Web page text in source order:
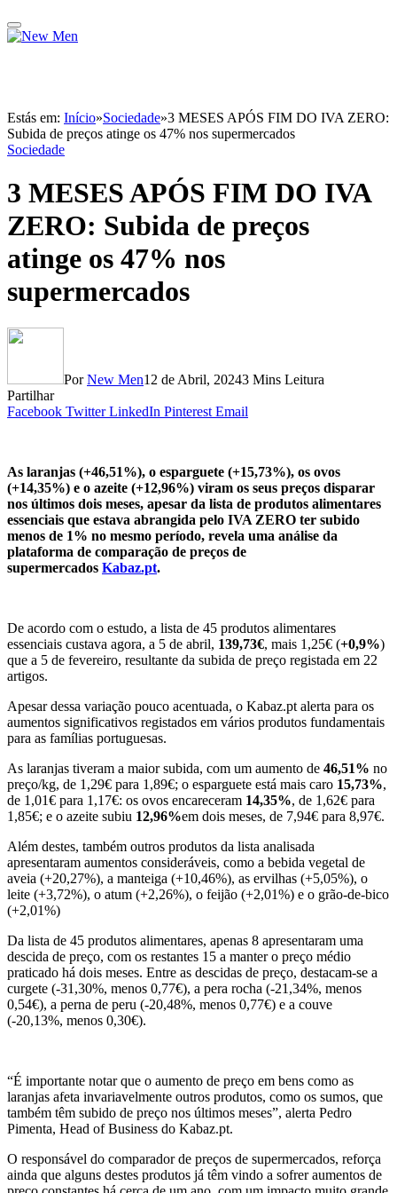
Estás em: Início»Sociedade»3 MESES APÓS FIM DO IVA ZERO:
Subida de preços atinge os 47% nos supermercados
Sociedade
3 MESES APÓS FIM DO IVA
ZERO: Subida de preços
atinge os 47% nos
supermercados
Por New Men12 de Abril, 20243 Mins Leitura
Partilhar
Facebook Twitter LinkedIn Pinterest Email
As laranjas (+46,51%), o esparguete (+15,73%), os ovos
(+14,35%) e o azeite (+12,96%) viram os seus preços disparar
nos últimos dois meses, apesar da lista de produtos alimentares
essenciais que estava abrangida pelo IVA ZERO ter subido
menos de 1% no mesmo período, revela uma análise da
plataforma de comparação de preços de
supermercados Kabaz.pt.
De acordo com o estudo, a lista de 45 produtos alimentares
essenciais custava agora, a 5 de abril, 139,73€, mais 1,25€ (+0,9%)
que a 5 de fevereiro, resultante da subida de preço registada em 22
artigos.
Apesar dessa variação pouco acentuada, o Kabaz.pt alerta para os
aumentos significativos registados em vários produtos fundamentais
para as famílias portuguesas.
As laranjas tiveram a maior subida, com um aumento de 46,51% no
preço/kg, de 1,29€ para 1,89€; o esparguete está mais caro 15,73%,
de 1,01€ para 1,17€: os ovos encareceram 14,35%, de 1,62€ para
1,85€; e o azeite subiu 12,96%em dois meses, de 7,94€ para 8,97€.
Além destes, também outros produtos da lista analisada
apresentaram aumentos consideráveis, como a bebida vegetal de
aveia (+20,27%), a manteiga (+10,46%), as ervilhas (+5,05%), o
leite (+3,72%), o atum (+2,26%), o feijão (+2,01%) e o grão-de-bico
(+2,01%)
Da lista de 45 produtos alimentares, apenas 8 apresentaram uma
descida de preço, com os restantes 15 a manter o preço médio
praticado há dois meses. Entre as descidas de preço, destacam-se a
curgete (-31,30%, menos 0,77€), a pera rocha (-21,34%, menos
0,54€), a perna de peru (-20,48%, menos 0,77€) e a couve
(-20,13%, menos 0,30€).
“É importante notar que o aumento de preço em bens como as
laranjas afeta invariavelmente outros produtos, como os sumos, que
também têm subido de preço nos últimos meses”, alerta Pedro
Pimenta, Head of Business do Kabaz.pt.
O responsável do comparador de preços de supermercados, reforça
ainda que alguns destes produtos já têm vindo a sofrer aumentos de